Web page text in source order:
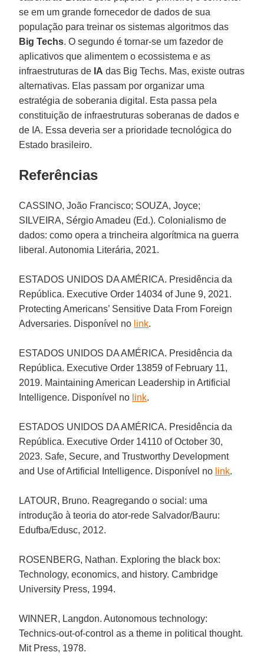
se em um grande fornecedor de dados de sua
população para treinar os sistemas algoritmos das
Big Techs. O segundo é tornar-se um fazedor de
aplicativos que alimentem o ecossistema e as
infraestruturas de IA das Big Techs. Mas, existe outras
alternativas. Elas passam por organizar uma
estratégia de soberania digital. Esta passa pela
constituição de infraestruturas soberanas de dados e
de IA. Essa deveria ser a prioridade tecnológica do
Estado brasileiro.
Referências
CASSINO, João Francisco; SOUZA, Joyce;
SILVEIRA, Sérgio Amadeu (Ed.). Colonialismo de
dados: como opera a trincheira algorítmica na guerra
liberal. Autonomia Literária, 2021.
ESTADOS UNIDOS DA AMÉRICA. Presidência da
República. Executive Order 14034 of June 9, 2021.
Protecting Americans’ Sensitive Data From Foreign
Adversaries. Disponível no link.
ESTADOS UNIDOS DA AMÉRICA. Presidência da
República. Executive Order 13859 of February 11,
2019. Maintaining American Leadership in Artificial
Intelligence. Disponível no link.
ESTADOS UNIDOS DA AMÉRICA. Presidência da
República. Executive Order 14110 of October 30,
2023. Safe, Secure, and Trustworthy Development
and Use of Artificial Intelligence. Disponível no link.
LATOUR, Bruno. Reagregando o social: uma
introdução à teoria do ator-rede Salvador/Bauru:
Edufba/Edusc, 2012.
ROSENBERG, Nathan. Exploring the black box:
Technology, economics, and history. Cambridge
University Press, 1994.
WINNER, Langdon. Autonomous technology:
Technics-out-of-control as a theme in political thought.
Mit Press, 1978.